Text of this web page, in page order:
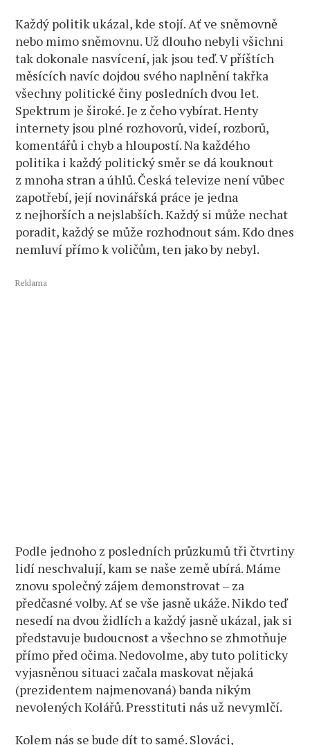
Každý politik ukázal, kde stojí. Ať ve sněmovně
nebo mimo sněmovnu. Už dlouho nebyli všichni
tak dokonale nasvícení, jak jsou teď. V příštích
měsících navíc dojdou svého naplnění takřka
všechny politické činy posledních dvou let.
Spektrum je široké. Je z čeho vybírat. Henty
internety jsou plné rozhovorů, videí, rozborů,
komentářů i chyb a hloupostí. Na každého
politika i každý politický směr se dá kouknout
z mnoha stran a úhlů. Česká televize není vůbec
zapotřebí, její novinářská práce je jedna
z nejhorších a nejslabších. Každý si může nechat
poradit, každý se může rozhodnout sám. Kdo dnes
nemluví přímo k voličům, ten jako by nebyl.
Reklama
Podle jednoho z posledních průzkumů tři čtvrtiny
lidí neschvalují, kam se naše země ubírá. Máme
znovu společný zájem demonstrovat – za
předčasné volby. Ať se vše jasně ukáže. Nikdo teď
nesedí na dvou židlích a každý jasně ukázal, jak si
představuje budoucnost a všechno se zhmotňuje
přímo před očima. Nedovolme, aby tuto politicky
vyjasněnou situaci začala maskovat nějaká
(prezidentem najmenovaná) banda nikým
nevolených Kolářů. Presstituti nás už nevymlčí.
Kolem nás se bude dít to samé. Slováci,